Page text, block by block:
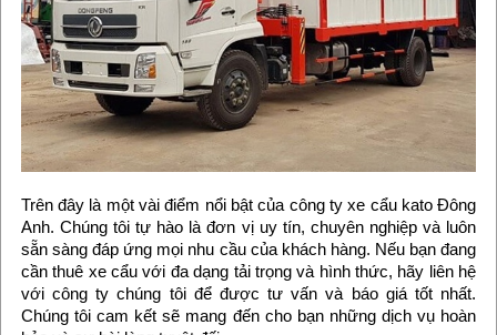
Trên đây là một vài điểm nổi bật của công ty xe cẩu kato Đông
Anh. Chúng tôi tự hào là đơn vị uy tín, chuyên nghiệp và luôn
sẵn sàng đáp ứng mọi nhu cầu của khách hàng. Nếu bạn đang
cần thuê xe cẩu với đa dạng tải trọng và hình thức, hãy liên hệ
với công ty chúng tôi để được tư vấn và báo giá tốt nhất.
Chúng tôi cam kết sẽ mang đến cho bạn những dịch vụ hoàn